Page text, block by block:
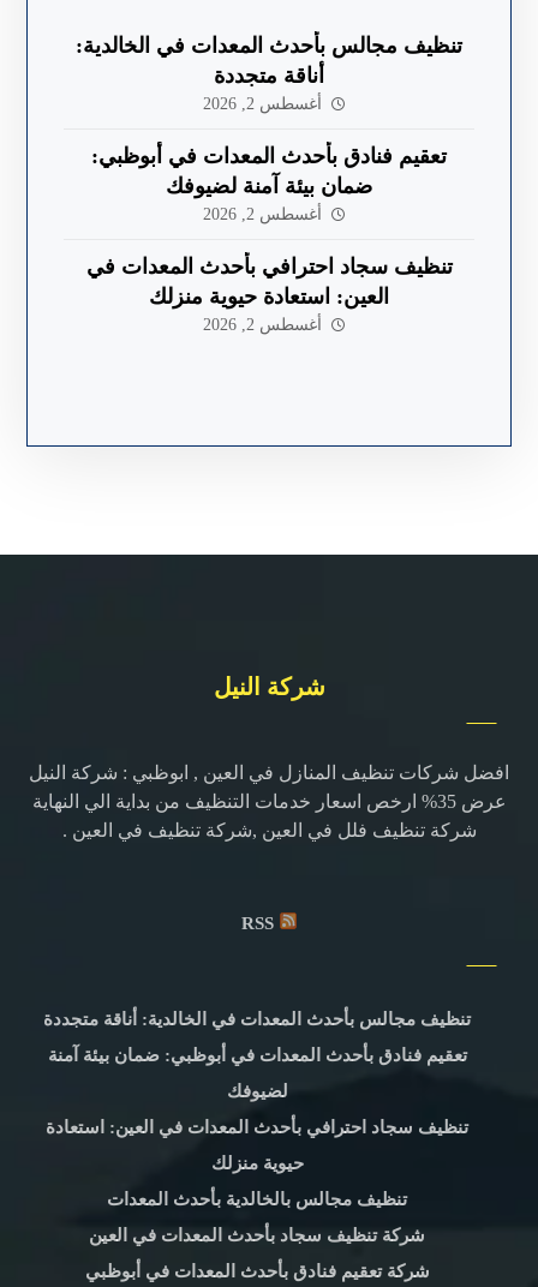
تنظيف مجالس بأحدث المعدات في الخالدية:
أناقة متجددة
أغسطس 2, 2026
تعقيم فنادق بأحدث المعدات في أبوظبي:
ضمان بيئة آمنة لضيوفك
أغسطس 2, 2026
تنظيف سجاد احترافي بأحدث المعدات في
العين: استعادة حيوية منزلك
أغسطس 2, 2026
شركة النيل
افضل شركات تنظيف المنازل في العين , ابوظبي : شركة النيل
عرض 35% ارخص اسعار خدمات التنظيف من بداية الي النهاية
شركة تنظيف فلل في العين ,شركة تنظيف في العين .
RSS
تنظيف مجالس بأحدث المعدات في الخالدية: أناقة متجددة
تعقيم فنادق بأحدث المعدات في أبوظبي: ضمان بيئة آمنة
لضيوفك
تنظيف سجاد احترافي بأحدث المعدات في العين: استعادة
حيوية منزلك
تنظيف مجالس بالخالدية بأحدث المعدات
شركة تنظيف سجاد بأحدث المعدات في العين
شركة تعقيم فنادق بأحدث المعدات في أبوظبي